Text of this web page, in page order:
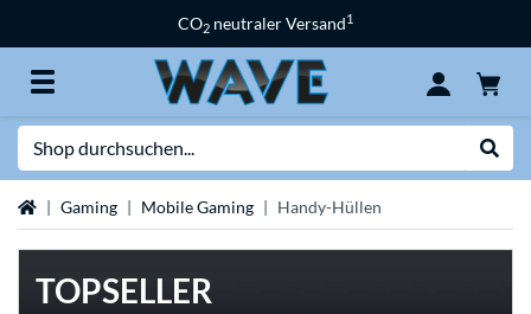
CO2 neutraler Versand1
StartseiteGaming Mobile Gaming Handy-Hüllen
TOPSELLER